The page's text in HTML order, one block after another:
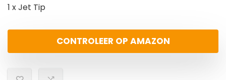
1 x Jet Tip
CONTROLEER OP AMAZON